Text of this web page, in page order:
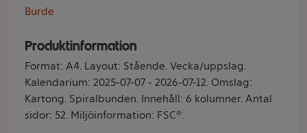
Burde
Produktinformation
Format: A4. Layout: Stående. Vecka/uppslag.
Kalendarium: 2025-07-07 - 2026-07-12. Omslag:
Kartong. Spiralbunden. Innehåll: 6 kolumner. Antal
sidor: 52. Miljöinformation: FSC®.